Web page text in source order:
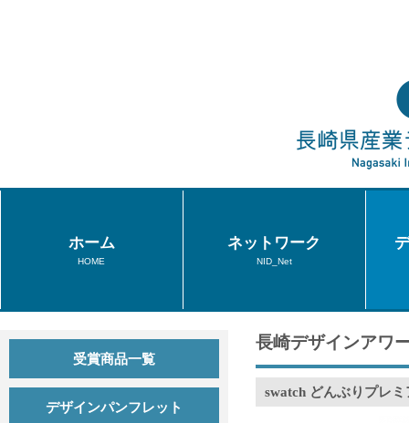
ホーム
HOME
ネットワーク
NID_Net
長崎デザインアワ
swatch どんぶりプレミ
受賞商品一覧
デザインパンフレット